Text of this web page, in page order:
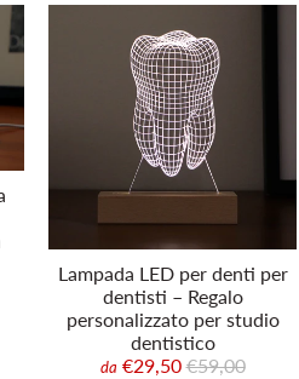
Lampada LED per denti per
dentisti – Regalo
personalizzato per studio
dentistico
da €29,50 €59,00